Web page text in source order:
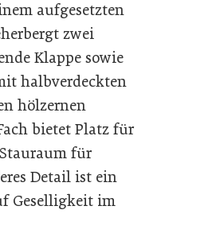
aufgesetzten
zwei
Klappe sowie
halbverdeckten
hölzernen
bietet Platz für
für
Detail ist ein
Geselligkeit im